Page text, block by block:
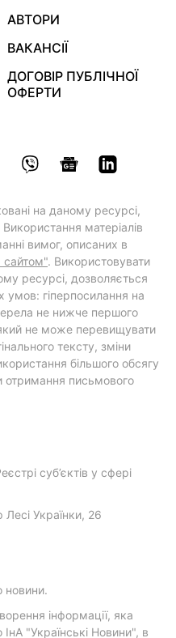
АВТОРИ
ВАКАНСІЇ
ДОГОВІР ПУБЛІЧНОЇ
ОФЕРТИ
на даному ресурсі,
матеріалів
вимог, описаних в
сайтом". Використовувати
ресурсі, дозволяється
умов: гіперпосилання на
не нижче першого
не може перевищувати
тексту, зміни
більшого обсягу
письмового
суб’єктів у сфері
Українки, 26
новини.
інформації, яка
"Українські Новини", в